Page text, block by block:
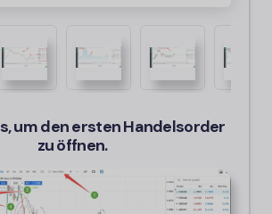
um den ersten Handelsorder
zu öffnen.